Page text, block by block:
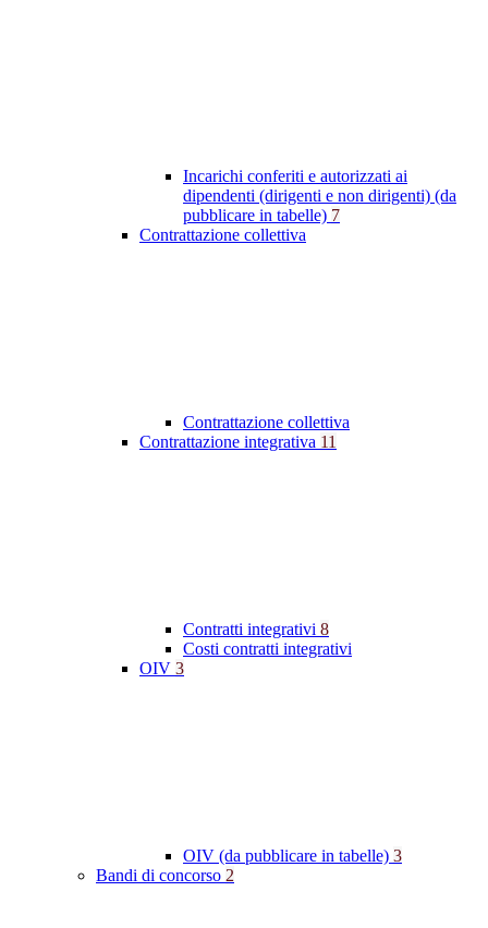
Incarichi conferiti e autorizzati ai
dipendenti (dirigenti e non dirigenti) (da
pubblicare in tabelle) 7
Contrattazione collettiva
Contrattazione collettiva
Contrattazione integrativa 11
Contratti integrativi 8
Costi contratti integrativi
OIV 3
OIV (da pubblicare in tabelle) 3
Bandi di concorso 2